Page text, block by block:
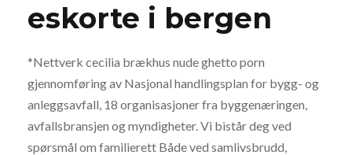
eskorte i bergen
*Nettverk cecilia brækhus nude ghetto porn
gjennomføring av Nasjonal handlingsplan for bygg- og
anleggsavfall, 18 organisasjoner fra byggenæringen,
avfallsbransjen og myndigheter. Vi bistår deg ved
spørsmål om familierett Både ved samlivsbrudd,